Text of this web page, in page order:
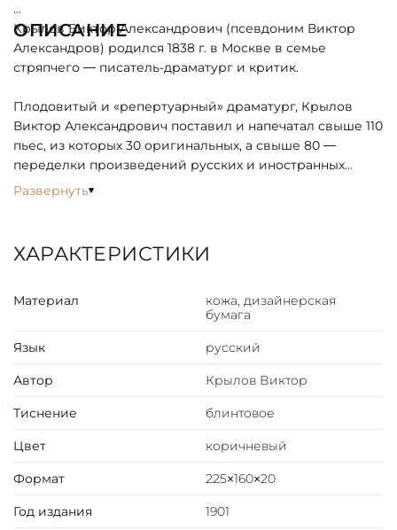
ОПИСАНИЕ
Крылов Виктор Александрович (псевдоним Виктор
Александров) родился 1838 г. в Москве в семье
стряпчего — писатель-драматург и критик.
Плодовитый и «репертуарный» драматург, Крылов
Виктор Александрович поставил и напечатал свыше 110
пьес, из которых 30 оригинальных, а свыше 80 —
переделки произведений русских и иностранных
авторов.
Развернуть
ХАРАКТЕРИСТИКИ
Материал
кожа, дизайнерская
бумага
Язык русский
Автор Крылов Виктор
Тиснение блинтовое
Цвет коричневый
Формат 225×160×20
Год издания 1901